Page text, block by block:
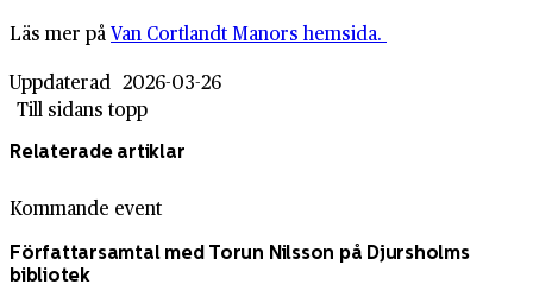
Läs mer påVan Cortlandt Manors hemsida.
Uppdaterad 2026-03-26
Till sidans topp
Relaterade artiklar
Kommande event
Författarsamtal med Torun Nilsson på Djursholms
bibliotek